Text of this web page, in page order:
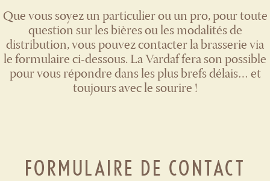
Que vous soyez un particulier ou un pro, pour toute
question sur les bières ou les modalités de
distribution, vous pouvez contacter la brasserie via
le formulaire ci-dessous. La Vardaf fera son possible
pour vous répondre dans les plus brefs délais… et
toujours avec le sourire !
FORMULAIRE DE CONTACT